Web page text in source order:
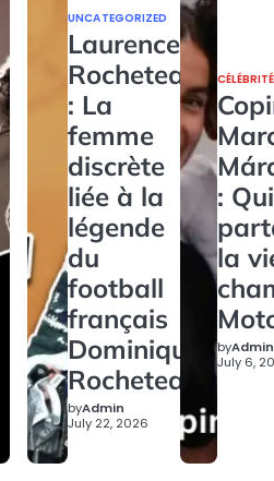
UNCATEGORIZED
Laurence
Rocheteau
: La
femme
discrète
liée à la
légende
du
football
français
Dominique
Rocheteau
byAdmin
July 22, 2026
: Qui
la
byAdmin
July 6,